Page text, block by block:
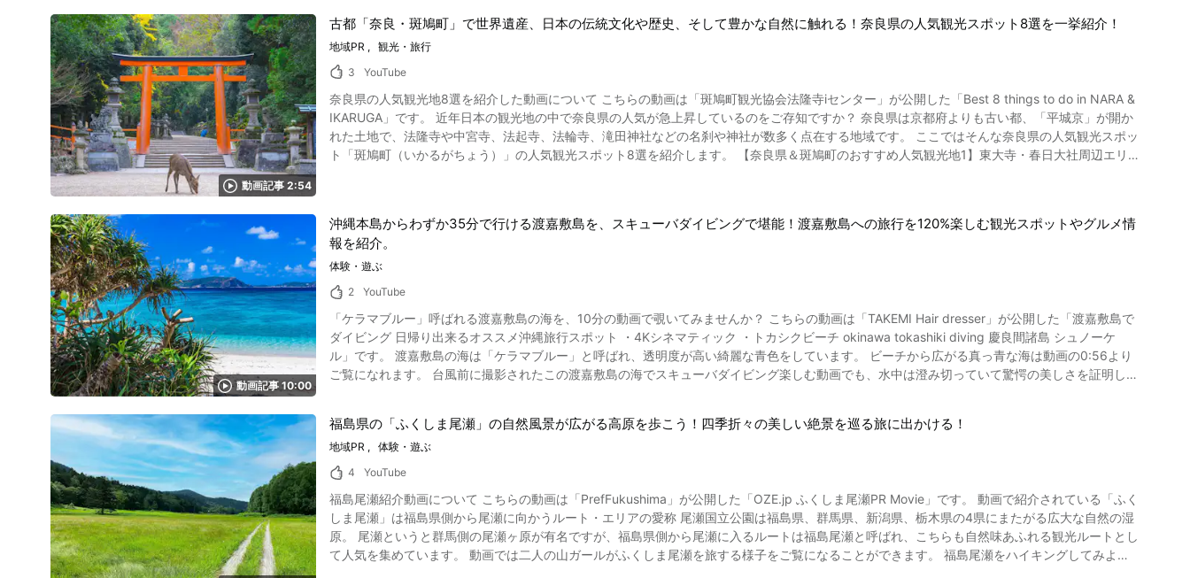
や破城といった珍しい見どころがあります。 可児市兼山が見渡すことができる標高276mの古城山山頂に戦国時代の1537年（天文6年）に築城さ
れた続日本100名城のひとつの山城です。 今でも建物の土台となる礎石がいくつも残り、当時の建物の面影を見ることができます。 戦国時代の真
っただ中、休戦の条件として城を壊す「破城」があるのも美濃金山城の特徴です。 織田信長のそばに使えた森蘭丸はここ金山で生まれ育ち18歳
で城主になった2か月後に本能寺の変で織田信長ともに命を落としました。 森蘭丸ゆかりの地である城跡近隣には、蘭丸ふる里の森と呼ばれる美
ベントもたくさん開催されています。 岐阜の宝もの「ひがしみのの山城」の観光情報動画まとめ 画像引用 :YouTube screenshot 今回ご紹介した
動画では「岐阜の宝もの「ひがしみのの山城」」では、平成29年に「岐阜の宝もの」に選ばれた名所が数多く紹介されています。 東海には歴史
文化の舞台となった人気の重要な城や城跡がたくさんあります。 山が多く自然豊かな岐阜県にある高台の城跡はインスタ映えもバッチリ。 日本
の歴史に興味がある方は、ぜひ魅力的なお城巡りの旅行を楽しんでみましょう。 【公式ホームページ】岐阜県:岐阜の宝もの
東京都内最古の寺院として多くの観光客からの信仰を集めます。 特に、初詣や羽子板市、ほおずき市、浅草神社の三社祭といったイベントの開催
時にはあふれるほどの参拝客でごった返します。 心願成就のご利益があるという浅草寺を観光したら、ぜひ御朱印を授かりましょう。 また、運
気の悪い「凶」が3割も入っているという珍しいおみくじを引くのも忘れずに！ 動画で紹介されている境内の建物について詳しく解説！ 写真：東
る、迫力ある風神像と雷神像も必見です。 雷門をくぐった先には、広々とした仲見世通りがあり、あげまんじゅうや人形焼きといった浅草グルメ
の食べ歩きができます。 ここでしか食べられないグルメを楽しめば、きっと忘れられない思い出になりますね。 仲見世の先の動画の1:27からご
覧になれる宝蔵門、本堂、五重塔は季節によってはライトアップが行われ、幻想的な風景を見ることができます。 ほかに、境内の二天門や伝法
院、影向堂などもぜひ見ておきましょう。 浅草寺の観光紹介動画のまとめ 写真：夜の浅草寺 日本の一般的な寺社は拝観時間が決まっています
いね。 【公式ホームページ】聖観音宗 あさくさかんのん 浅草寺 公式サイト https://www.senso-ji.jp/ 【トリップアドバイザー】浅草寺
https://www.tripadvisor.jp/Attraction_Review-g14134311-d320447-Reviews-Senso_ji_Temple-
Asakusa_Taito_Tokyo_Tokyo_Prefecture_Kanto.html
動画記事 2:54
古都「奈良・斑鳩町」で世界遺産、日本の伝統文化や歴史、そして豊かな自然に触れる！奈良県の人気観光スポット8選を一挙紹介！
地域PR
観光・旅行
3
YouTube
奈良県の人気観光地8選を紹介した動画について こちらの動画は「斑鳩町観光協会法隆寺iセンター」が公開した「Best 8 things to do in NARA &
IKARUGA」です。 近年日本の観光地の中で奈良県の人気が急上昇しているのをご存知ですか？ 奈良県は京都府よりも古い都、「平城京」が開か
れた土地で、法隆寺や中宮寺、法起寺、法輪寺、滝田神社などの名刹や神社が数多く点在する地域です。 ここではそんな奈良県の人気観光スポッ
ト「斑鳩町（いかるがちょう）」の人気観光スポット8選を紹介します。 【奈良県＆斑鳩町のおすすめ人気観光地1】東大寺・春日大社周辺エリ
県を代表するスイーツグルメといえば本場の吉野葛を使った葛きりや葛餅など。 散策の合間の休憩に和スイーツとお茶はいかがですか？ 【奈良
県＆斑鳩町のおすすめ人気観光地3】奈良県＆斑鳩町の日本酒 写真：日本酒の酒蔵 こちらは動画の0:51からご覧になれます。 日本酒といえば北
陸から東北、または瀬戸内海周辺に銘酒が多いと思われがちですが、日本酒を作る時に発酵を助ける掛け米の高級ブランド「山田錦」は奈良県周
辺が産地です。 そして奈良県には吉野の名水と山田錦を使った銘酒を作る穴場の酒蔵が数多く存在します。 【奈良県＆斑鳩町のおすすめ人気観
光地4】奈良県＆斑鳩町の散策 写真：奈良県・法隆寺 こちらは動画の1:10からご覧になれます。 寺院仏閣が多く緑豊かな奈良・斑鳩エリア。 散
策するなら西里の町並みを是非訪れてみてください。 歴史建造物などの名所、おしゃれな和風カフェなど歴史と文化を感じるスポットが点在して
いる散策ルートです。 【奈良県＆斑鳩町のおすすめ人気観光地5】奈良県＆斑鳩町の旅館 写真：旅館の温泉 こちらは動画の1:26からご覧になれ
ます。 日本文化を満喫できる宿といえば「旅館」ですね。 歴史の街奈良・斑鳩の旅行ならやはりホテルよりも旅館がおすすめです。 【奈良県＆
斑鳩町のおすすめ人気観光地6】奈良県＆斑鳩町のお茶 写真：ほうじ茶 こちらは動画の1:42からご覧になれます。 今カフェやコンビニドリンク
良いですね。 【奈良県＆斑鳩町のおすすめ人気観光地7】奈良県＆斑鳩町の自然 画像引用 :YouTube screenshot こちらは動画の2:05からご覧に
なれます。 緑豊かな奈良旅行で満喫したいのはやはり「自然」ですね。 四季折々の豊かな自然に恵まれた奈良・斑鳩エリアは町並みそのものが
自然公園のよう。 ぶらぶらするだけでも日本の歴史と自然、そして伝統文化を感じることができます。 【奈良県＆斑鳩町のおすすめ人気観光地
8】奈良県＆斑鳩町の鹿 写真：日本鹿 こちらは動画の2:23からご覧になれます。 奈良県といえばやはり日本鹿！ 奈良公園だけでなく街中のあち
れているので優しくそっと近づいてくださいね。 奈良県の人気観光地ランキングを紹介した記事のまとめ 写真：奈良県・春日大社 日本に仏教が
伝来し根付いたのも奈良飛鳥時代と言われていますので、奈良から斑鳩（いかるが）周辺エリアには寺院や古墳などの歴史的な遺産が数多く残さ
れています。 今回はそんな奈良斑鳩エリアの人気観光スポット情報を8つのカテゴリーに分けて動画と共に紹介しました。 あなたはどの観光スポ
ットが気に入りましたか？ 【公式ホームページ】奈良 法隆寺観光､いかるがの里観光案内所 法隆寺iセンター http://www4.kcn.ne.jp/~ikaru-i/
動画記事 10:00
沖縄本島からわずか35分で行ける渡嘉敷島を、スキューバダイビングで堪能！渡嘉敷島への旅行を120%楽しむ観光スポットやグルメ情
報を紹介。
体験・遊ぶ
2
YouTube
「ケラマブルー」呼ばれる渡嘉敷島の海を、10分の動画で覗いてみませんか？ こちらの動画は「TAKEMI Hair dresser」が公開した「渡嘉敷島で
ダイビング 日帰り出来るオススメ沖縄旅行スポット ・4Kシネマティック ・トカシクビーチ okinawa tokashiki diving 慶良間諸島 シュノーケ
ル」です。 渡嘉敷島の海は「ケラマブルー」と呼ばれ、透明度が高い綺麗な青色をしています。 ビーチから広がる真っ青な海は動画の0:56より
ご覧になれます。 台風前に撮影されたこの渡嘉敷島の海でスキューバダイビング楽しむ動画でも、水中は澄み切っていて驚愕の美しさを証明して
真：沖縄・渡嘉敷島 沖縄県那覇市から西方に約40㎞の位置にある渡嘉敷島とは、高速船でわずか35分、フェリーでも75分という気軽さが魅力の
島。 慶良間諸島の内の10島からなる島尻郡渡嘉敷村で一番大きく人口はおよそ730人。 「ケラマブルー」と称される慶良間諸島の海は日本内外
からの評価も高く、年間で13万人もの旅行客やダイバーが訪れます。 2014年には、慶良間諸島国立公園にも指定されました。 渡嘉敷島にはマリ
りマリンアクティビティでしょう。 数多くのマリンショップが点在する渡嘉敷島ですが、そのなかでもおすすめなのが「シーフレンド」です。 6
歳から体験できるシュノーケルから、ライセンスの取得を目指す本格スキューバダイビング。 夏季限定でバナナボートも楽しむことができます。
さらに、シーフレンドはホテル施設も完備。 ログハウスや民宿タイプの建物もあり、Wi-Fiが使用できます。 スキューバダイビングの滞在プラン
やツアーも人気で、1人旅でスキューバダイビングの資格を取りに来る宿泊客も多いんだとか。 ダイビングポイントのリクエストにも答える心配
福島県の「ふくしま尾瀬」の自然風景が広がる高原を歩こう！四季折々の美しい絶景を巡る旅に出かける！
地域PR
体験・遊ぶ
4
YouTube
福島尾瀬紹介動画について こちらの動画は「PrefFukushima」が公開した「OZE.jp ふくしま尾瀬PR Movie」です。 動画で紹介されている「ふく
しま尾瀬」は福島県側から尾瀬に向かうルート・エリアの愛称 尾瀬国立公園は福島県、群馬県、新潟県、栃木県の4県にまたがる広大な自然の湿
原。 尾瀬というと群馬側の尾瀬ヶ原が有名ですが、福島県側から尾瀬に入るルートは福島尾瀬と呼ばれ、こちらも自然味あふれる観光ルートとし
て人気を集めています。 動画では二人の山ガールがふくしま尾瀬を旅する様子をご覧になることができます。 福島尾瀬をハイキングしてみよう